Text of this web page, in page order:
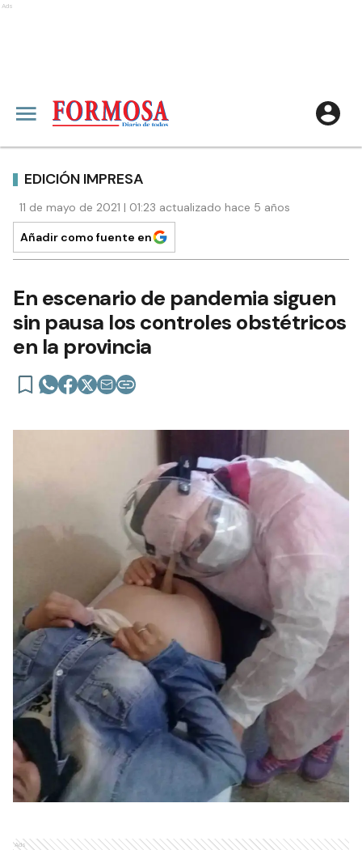
Ads
EDICIÓN IMPRESA
11 de mayo de 2021 | 01:23 actualizado hace 5 años
Añadir como fuente en
En escenario de pandemia siguen
sin pausa los controles obstétricos
en la provincia
Ads